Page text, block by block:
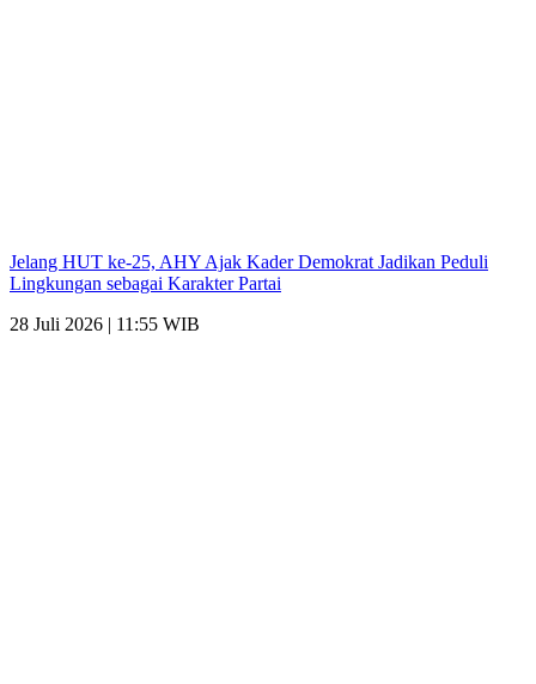
Jelang HUT ke-25, AHY Ajak Kader Demokrat Jadikan Peduli
Lingkungan sebagai Karakter Partai
28 Juli 2026 | 11:55 WIB